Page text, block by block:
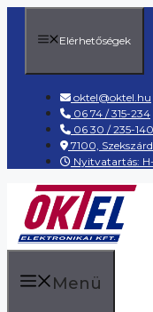
Kilépés
tartalombaElérhetőségek
oktel@oktel.hu
06 74 / 315-234
06 30 / 235-
7100,
Nyitvatartás:
Menü